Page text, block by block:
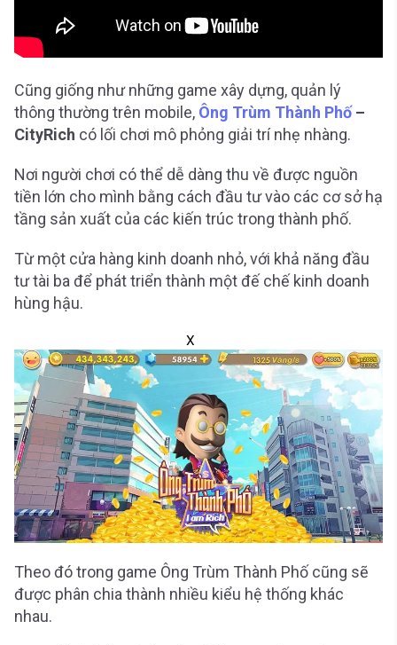
Cũng giống như những game xây dựng, quản lý
thông thường trên mobile, Ông Trùm Thành Phố–
CityRich có lối chơi mô phỏng giải trí nhẹ nhàng.
Nơi người chơi có thể dễ dàng thu về được nguồn
tiền lớn cho mình bằng cách đầu tư vào các cơ sở hạ
tầng sản xuất của các kiến trúc trong thành phố.
Từ một cửa hàng kinh doanh nhỏ, với khả năng đầu
tư tài ba để phát triển thành một đế chế kinh doanh
hùng hậu.
X
Theo đó trong game Ông Trùm Thành Phố cũng sẽ
được phân chia thành nhiều kiểu hệ thống khác
nhau.